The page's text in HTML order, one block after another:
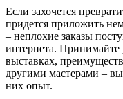
Если захочется
придется приложить
– неплохие заказы
интернета. Принимайте
выставках,
другими мастерами –
них опыт.